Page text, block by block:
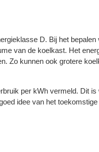
D. Bij het
van de koelkast. Het
Zo kunnen ook grotere
per kWh vermeld. Dit
idee van het